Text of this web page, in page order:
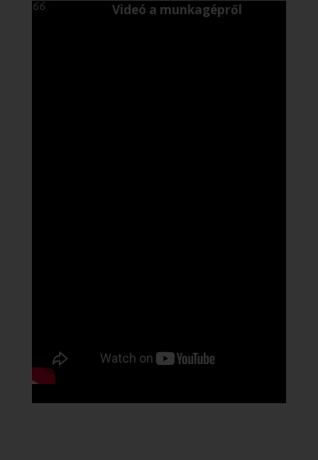
Videó a munkagépről